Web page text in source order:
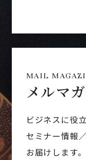
MAIL
メルマ
ビジネスに役
セミナー情報
お届けします。